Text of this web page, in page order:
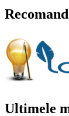
Ultimele